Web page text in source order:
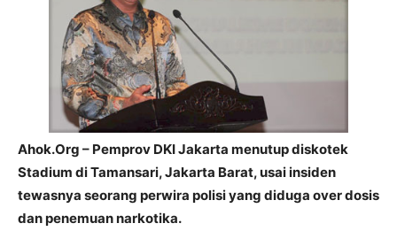
Ahok.Org – Pemprov DKI Jakarta menutup diskotek
Stadium di Tamansari, Jakarta Barat, usai insiden
tewasnya seorang perwira polisi yang diduga over dosis
dan penemuan narkotika.